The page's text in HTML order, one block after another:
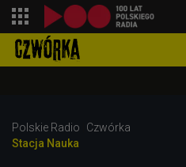
Polskie Radio
Czwórka
Stacja Nauka